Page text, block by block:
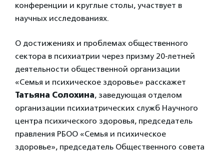
конференции и круглые столы, участвует в
научных исследованиях.
О достижениях и проблемах общественного
сектора в психиатрии через призму 20-летней
деятельности общественной организации
«Семья и психическое здоровье» расскажет
Татьяна Солохина, заведующая отделом
организации психиатрических служб Научного
центра психического здоровья, председатель
правления РБОО «Семья и психическое
здоровье», председатель Общественного совета